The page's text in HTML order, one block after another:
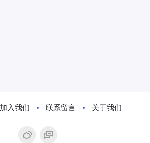
加入我们 联系留言 关于我们